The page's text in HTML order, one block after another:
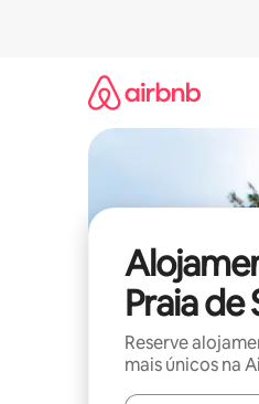
Praia de
Reserve
mais únicos na